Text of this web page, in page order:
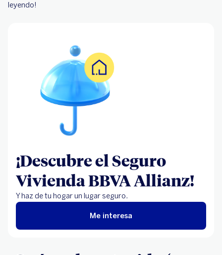
leyendo!
¡Descubre el Seguro
Vivienda BBVA Allianz!
Y haz de tu hogar un lugar seguro.
Me interesa